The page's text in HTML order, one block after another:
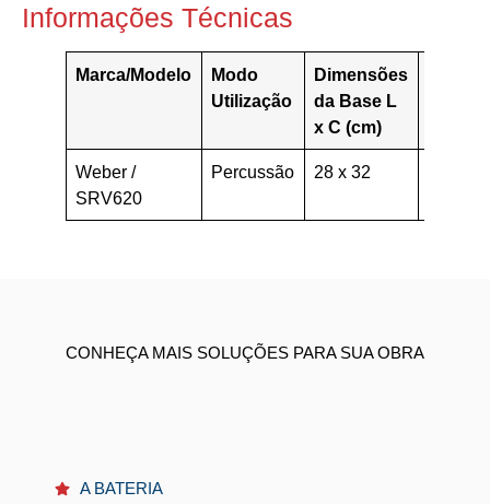
Informações Técnicas
Marca/Modelo
Modo
Utilização
Dimensões
da Base L
x C (cm)
Weber /
SRV620
Percussão 28 x 32
CONHEÇA MAIS SOLUÇÕES PARA SUA OBRA
A BATERIA